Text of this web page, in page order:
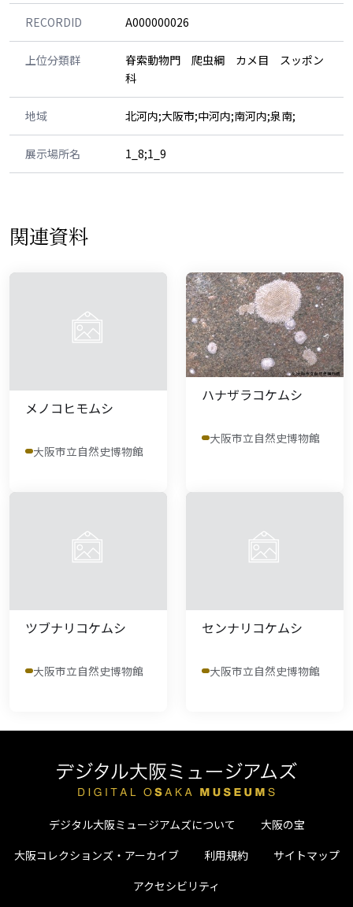
RECORDID A000000026
上位分類群
脊索動物門 爬虫綱 カメ目 スッポン
科
地域 北河内;大阪市;中河内;南河内;泉南;
展示場所名 1_8;1_9
関連資料
メノコヒモムシ
大阪市立自然史博物館
ハナザラコケムシ
大阪市立自然史博物館
ツブナリコケムシ
大阪市立自然史博物館
センナリコケムシ
大阪市立自然史博物館
デジタル大阪ミュージアムズについて
大阪の宝
大阪コレクションズ・アーカイブ
利用規約
サイトマップ
アクセシビリティ